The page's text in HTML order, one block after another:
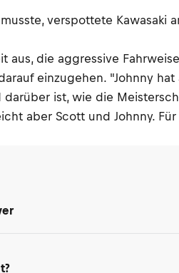
verspottete Kawasaki
die aggressive
einzugehen. "Johnny
ist, wie die
aber Scott und Johnny.